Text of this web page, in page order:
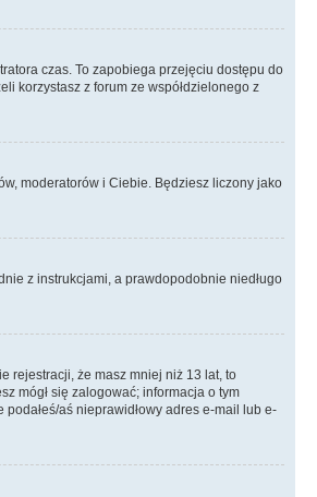
czas. To zapobiega przejęciu dostępu do
korzystasz z forum ze współdzielonego z
moderatorów i Ciebie. Będziesz liczony jako
z instrukcjami, a prawdopodobnie niedługo
rejestracji, że masz mniej niż 13 lat, to
mógł się zalogować; informacja o tym
aś nieprawidłowy adres e-mail lub e-